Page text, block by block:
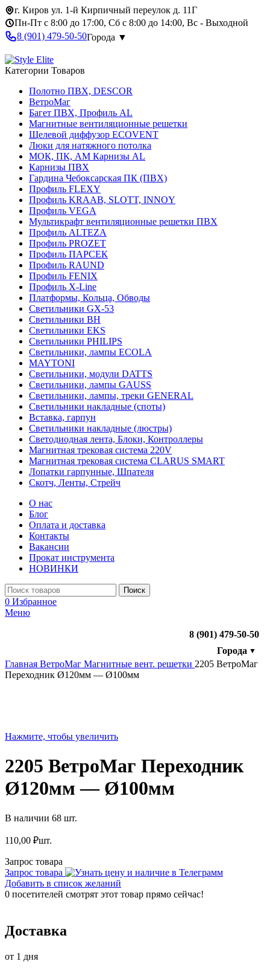
г. Киров ул. 1-й Кирпичный переулок д. 11Г
Пн-Пт с 8:00 до 17:00, Сб с 8:00 до 14:00, Вс - Выходной
8 (901) 479-50-50Города ▼
Категории Товаров
Полотно ПВХ, DESCOR
ВетроМаг
Багет ПВХ, Профиль AL
Магнитные вентиляционные решетки
Щелевой диффузор ECOVENT
Люки для натяжного потолка
МОК, ПК, АМ Карнизы AL
Карнизы ПВХ
Гардина Чебоксарская ПК (ПВХ)
Профиль FLEXY
Профиль KRAAB, SLOTT, INNOY
Профиль VEGA
Мультикрафт вентиляционные решетки ПВХ
Профиль ALTEZA
Профиль PROZET
Профиль ПАРСЕК
Профиль RAUND
Профиль FENIX
Профиль Х-Line
Платформы, Кольца, Обводы
Светильники GX-53
Светильники BH
Светильники EKS
Светильники PHILIPS
Светильники, лампы ECOLA
MAYTONI
Светильники, модули DATTS
Светильники, лампы GAUSS
Светильники, лампы, треки GENERAL
Светильники накладные (споты)
Вставка, гарпун
Светильники накладные (люстры)
Светодиодная лента, Блоки, Контроллеры
Магнитная трековая система 220V
Магнитная трековая система CLARUS SMART
Лопатки гарпунные, Шпателя
Скотч, Ленты, Стрейч
О нас
Блог
Оплата и доставка
Контакты
Вакансии
Прокат инструмента
НОВИНКИ
Поиск
0 Избранное
Меню
8 (901) 479-50-50
Города ▼
Главная ВетроМаг Магнитные вент. решетки 2205 ВетроМаг
Переходник Ø120мм — Ø100мм
Нажмите, чтобы увеличить
2205 ВетроМаг Переходник
Ø120мм — Ø100мм
В наличии 68 шт.
110,00 ₽шт.
Запрос товара
Запрос товара
Добавить в список желаний
0 посетителей смотрят этот товар прямо сейчас!
Доставка
от 1 дня